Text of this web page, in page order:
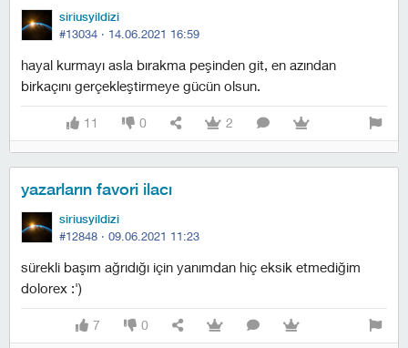
siriusyildizi
#13034 · 14.06.2021 16:59
hayal kurmayı asla bırakma peşinden git, en azından
birkaçını gerçekleştirmeye gücün olsun.
11 0 2
yazarların favori ilacı
siriusyildizi
#12848 · 09.06.2021 11:23
sürekli başım ağrıdığı için yanımdan hiç eksik etmediğim
dolorex :')
7 0